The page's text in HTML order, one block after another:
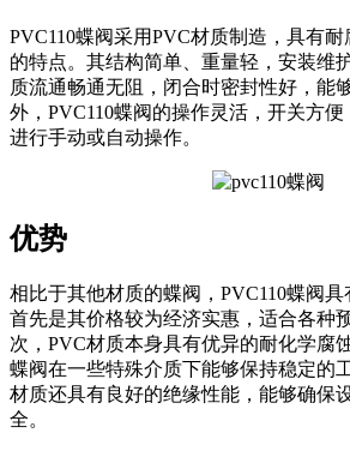
PVC110蝶阀采用PVC材质制造，具有
的特点。其结构简单、重量轻，安装维
质流通畅通无阻，闭合时密封性好，能
外，PVC110蝶阀的操作灵活，开关方
进行手动或自动操作。
优势
相比于其他材质的蝶阀，PVC110蝶阀具
首先是其价格较为经济实惠，适合各种
次，PVC材质本身具有优异的耐化学腐
蝶阀在一些特殊介质下能够保持稳定的
材质还具有良好的绝缘性能，能够确保
全。